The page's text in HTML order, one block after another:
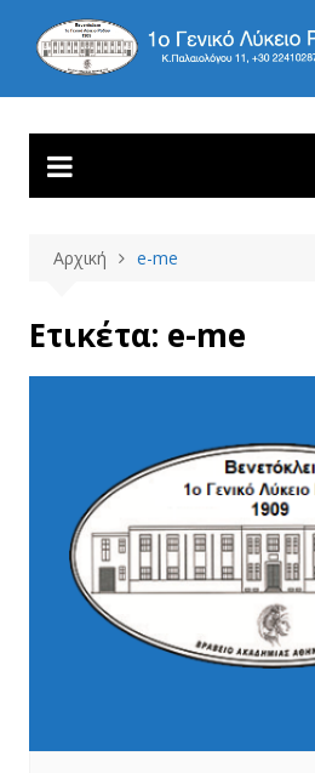
Μετάβαση
περιεχόμενο
1ο
Βενετόκλειο
Αρχική e-me
Ετικέτα: e-me